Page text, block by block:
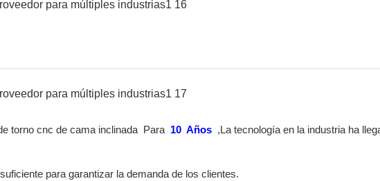
torno cnc de cama inclinada Para 10 Años ,La tecnología en la industria ha
para garantizar la demanda de los clientes.